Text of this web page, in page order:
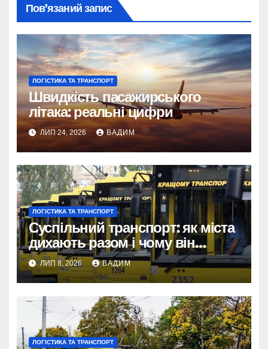
Пов’язаний запис
ЛОГІСТИКА ТА ТРАНСПОРТ
Швидкість пасажирського
літака: реальні цифри
ЛИП 24, 2026 ВАДИМ
ЛОГІСТИКА ТА ТРАНСПОРТ
Суспільний транспорт: як міста
дихають разом і чому він
змінює наше життя
ЛИП 8, 2026 ВАДИМ
ЛОГІСТИКА ТА ТРАНСПОРТ